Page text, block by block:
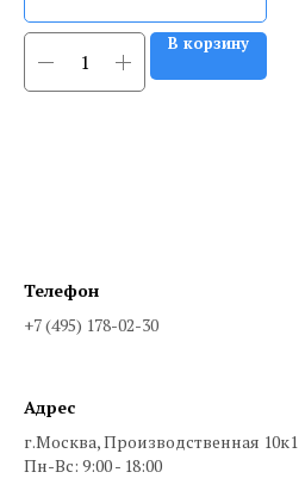
В корзину
Телефон
+7 (495) 178-02-30
Адрес
г.Москва, Производственная 10к1
Пн-Вс: 9:00 - 18:00